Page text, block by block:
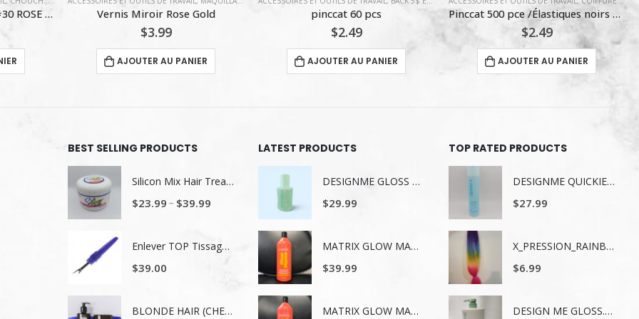
pinccat 60 pcs
$2.49
AJOUTER AU PANIER
$2.49
AJOUTER AU PANIER
ABITZON VERNIS A ONGLES / JAUNE
$4.99
AJOUTER AU PANIER
BEST SELLING PRODUCTS
Silicon Mix Hair Treatment
$23.99 – $39.99
Enlever TOP Tissage/ Lavage de tête
$39.00
BLONDE HAIR (CHEVEUX BLONDS) NUTRITION ET NUANCE
LATEST PRODUCTS
DESIGNME GLOSS ME SERUM POUR LES CHEVEUX 80ML
$29.99
MATRIX GLOW MANIA SHAMPOING 1LITRE
$39.99
MATRIX GLOW MANIA REVITALISANT 1LITRE
TOP RATED PRODUCTS
DESIGNME QUICKIE.ME Shampooing Sec – Tons Foncés & Bruns – 339 ml
$27.99
X_PRESSION_RAINBOW
$6.99
DESIGN ME GLOSS.ME HYDRATING CONDITIONER 1 L